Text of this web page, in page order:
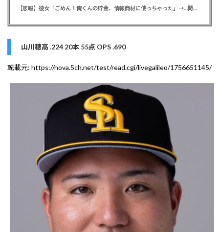
【悲報】彼女「ごめん！俺くんの貯金、情報商材に使っちゃった」→…問い詰めたらギャン泣きされたんだが俺が悪いのか？
山川穂高 .224 20本 55点 OPS .690
転載元: https://nova.5ch.net/test/read.cgi/livegalileo/1756651145/